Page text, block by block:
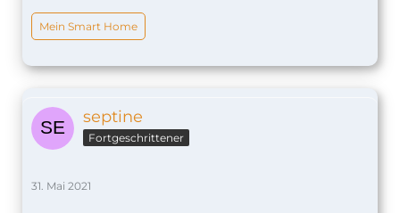
Mein Smart Home
septine
Fortgeschrittener
31. Mai 2021